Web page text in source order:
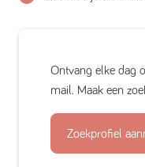
Ontvang elke dag
mail. Maak een
Zoekprofiel